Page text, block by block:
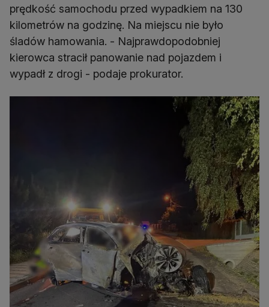
prędkość samochodu przed wypadkiem na 130
kilometrów na godzinę. Na miejscu nie było
śladów hamowania. - Najprawdopodobniej
kierowca stracił panowanie nad pojazdem i
wypadł z drogi - podaje prokurator.